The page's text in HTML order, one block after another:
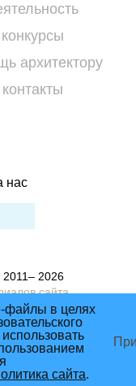
конкурсы
архитектору
контакты
нас
2011– 2026
сайта
файлы в целях
сайта.